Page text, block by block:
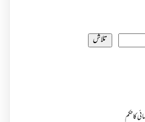
تلاش
کا حکم